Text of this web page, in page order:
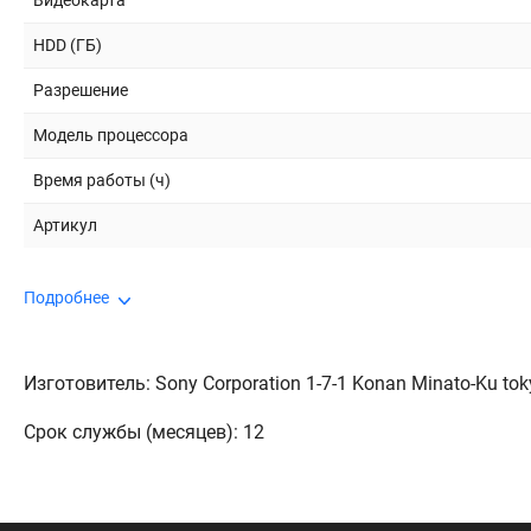
HDD (ГБ)
Разрешение
Модель процессора
Время работы (ч)
Артикул
Подробнее
Изготовитель: Sony Corporation 1-7-1 Konan Minato-Ku
Срок службы (месяцев): 12